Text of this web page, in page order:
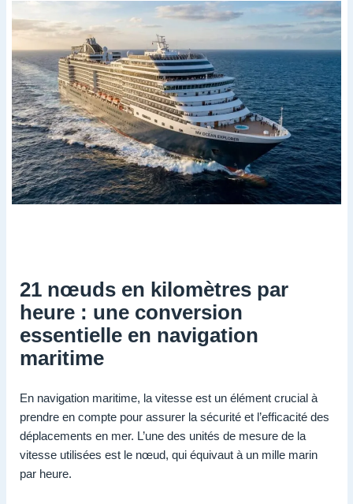
21 nœuds en kilomètres par
heure : une conversion
essentielle en navigation
maritime
En navigation maritime, la vitesse est un élément crucial à
prendre en compte pour assurer la sécurité et l’efficacité des
déplacements en mer. L’une des unités de mesure de la
vitesse utilisées est le nœud, qui équivaut à un mille marin
par heure.